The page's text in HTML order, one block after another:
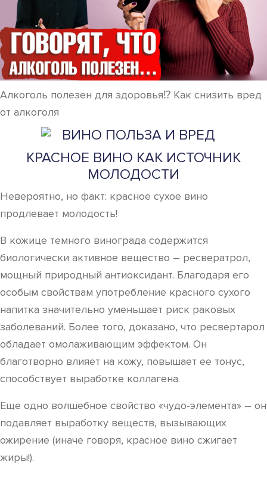
Алкоголь полезен для здоровья⁉️ Как снизить вред
от алкоголя
КРАСНОЕ ВИНО КАК ИСТОЧНИК
МОЛОДОСТИ
Невероятно, но факт: красное сухое вино
продлевает молодость!
В кожице темного винограда содержится
биологически активное вещество – ресвератрол,
мощный природный антиоксидант. Благодаря его
особым свойствам употребление красного сухого
напитка значительно уменьшает риск раковых
заболеваний. Более того, доказано, что ресвертарол
обладает омолаживающим эффектом. Он
благотворно влияет на кожу, повышает ее тонус,
способствует выработке коллагена.
Еще одно волшебное свойство «чудо-элемента» – он
подавляет выработку веществ, вызывающих
ожирение (иначе говоря, красное вино сжигает
жиры!).